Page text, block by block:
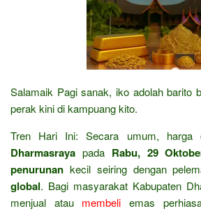
Salamaik Pagi sanak, iko adolah barito
perak kini di kampuang kito.
Tren Hari Ini: Secara umum, harga
Dharmasraya pada Rabu, 29
penurunan kecil seiring dengan
global. Bagi masyarakat Kabupaten
menjual atau membeli emas